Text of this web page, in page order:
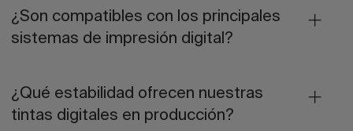
¿Son compatibles con los principales
sistemas de impresión digital?
¿Qué estabilidad ofrecen nuestras
tintas digitales en producción?